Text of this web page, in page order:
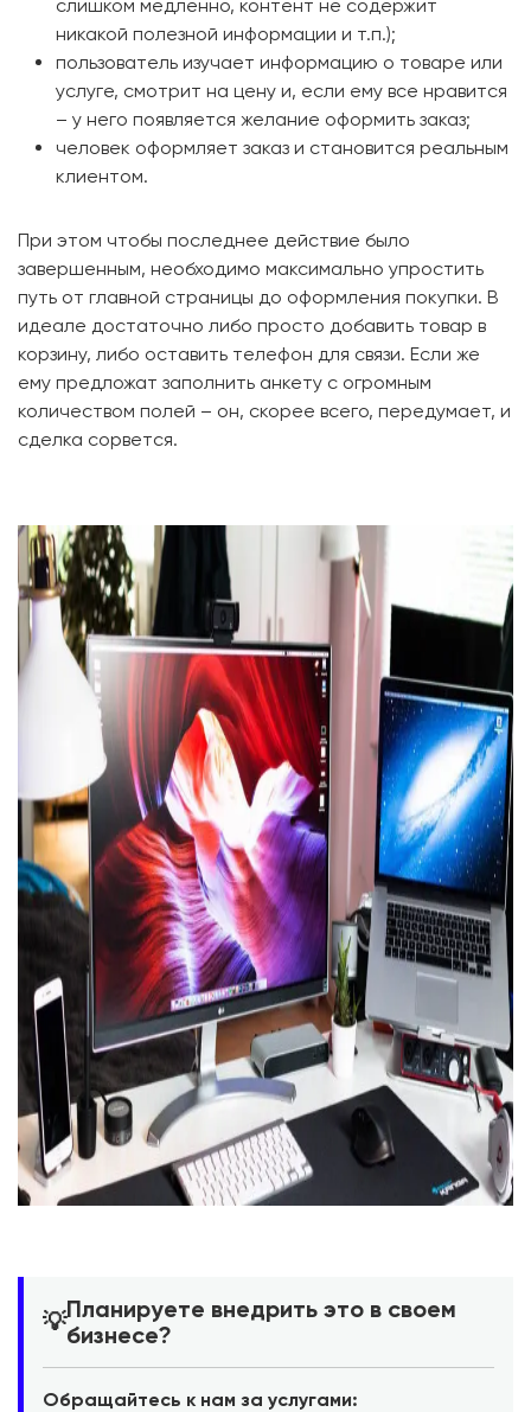
слишком медленно, контент не содержит
никакой полезной информации и т.п.);
пользователь изучает информацию о товаре или
услуге, смотрит на цену и, если ему все нравится
– у него появляется желание оформить заказ;
человек оформляет заказ и становится реальным
клиентом.
При этом чтобы последнее действие было
завершенным, необходимо максимально упростить
путь от главной страницы до оформления покупки. В
идеале достаточно либо просто добавить товар в
корзину, либо оставить телефон для связи. Если же
ему предложат заполнить анкету с огромным
количеством полей – он, скорее всего, передумает, и
сделка сорвется.
💡Планируете внедрить это в своем
бизнесе?
Обращайтесь к нам за услугами: